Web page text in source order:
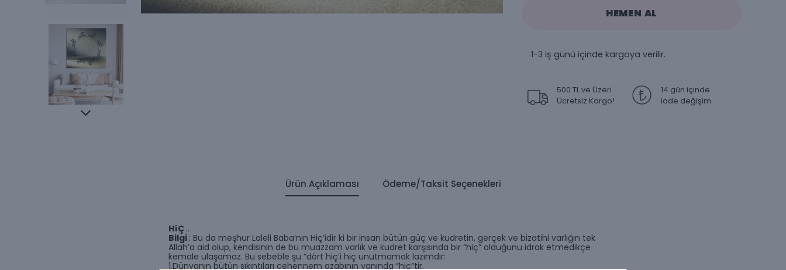
HEMEN AL
1-3 iş günü içinde kargoya verilir.
500 TL ve Üzeri
Ücretsiz Kargo!
14 gün içinde
iade değişim
Ürün Açıklaması Ödeme/Taksit Seçenekleri
HîÇ ..
Bilgi : Bu da meşhur Laleli Baba’nın Hiç’idir ki bir insan bütün güç ve kudretin, gerçek ve bizatihi varlığın tek
Allah’a aid olup, kendisinin de bu muazzam varlık ve kudret karşısında bir “hiç” olduğunu idrak etmedikçe
kemale ulaşamaz. Bu sebeble şu “dört hiç’i hiç unutmamak lazımdır:
1.Dünyanın bütün sıkıntıları cehennem azabının yanında “hiç”tir.